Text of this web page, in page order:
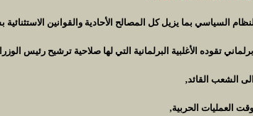
السياسي بما يزيل كل المصالح الأحادية والقوانين
تقوده الأغلبية البرلمانية التي لها صلاحية ترشيح رئيس
الشعب القائد‚
العمليات الحربية‚